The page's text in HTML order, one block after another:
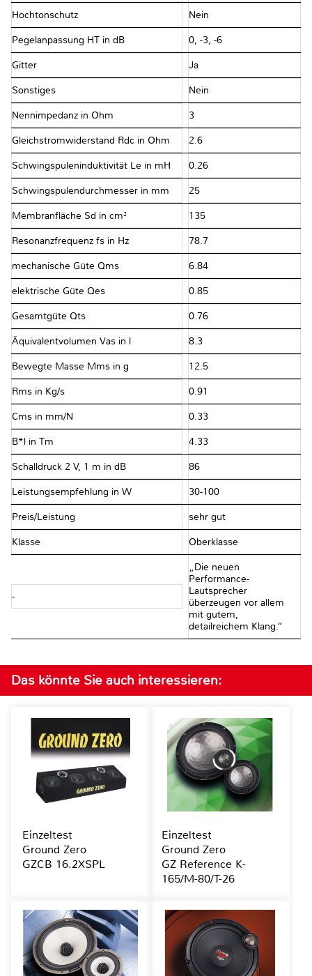
Hochtonschutz Nein
Pegelanpassung HT in dB 0, -3, -6
Gitter Ja
Sonstiges Nein
Nennimpedanz in Ohm 3
Gleichstromwiderstand Rdc in Ohm 2.6
Schwingspuleninduktivität Le in mH 0.26
Schwingspulendurchmesser in mm 25
Membranfläche Sd in cm² 135
Resonanzfrequenz fs in Hz 78.7
mechanische Güte Qms 6.84
elektrische Güte Qes 0.85
Gesamtgüte Qts 0.76
Äquivalentvolumen Vas in l 8.3
Bewegte Masse Mms in g 12.5
Rms in Kg/s 0.91
Cms in mm/N 0.33
B*l in Tm 4.33
Schalldruck 2 V, 1 m in dB 86
Leistungsempfehlung in W 30-100
Preis/Leistung sehr gut
Klasse Oberklasse
-
„Die neuen
Performance-
Lautsprecher
überzeugen vor allem
mit gutem,
detailreichem Klang.“
Das könnte Sie auch interessieren:
Einzeltest
Ground Zero
GZCB 16.2XSPL
Einzeltest
Ground Zero
GZ Reference K-
165/M-80/T-26